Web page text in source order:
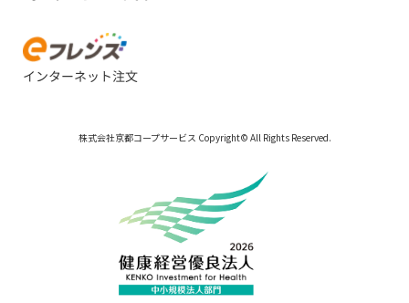
株式会社京都コープサービス Copyright© All Rights Reserved.